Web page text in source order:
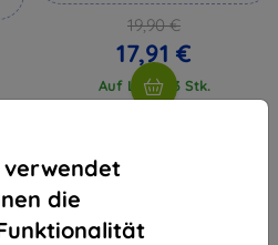
verwendet
die
19,90 €
17,91 €
Auf Lager 3 Stk.